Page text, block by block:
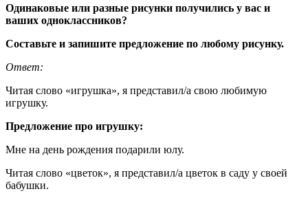
Одинаковые или разные рисунки получились у вас и
ваших одноклассников?
Составьте и запишите предложение по любому рисунку.
Ответ:
Читая слово «игрушка», я представил/а свою любимую
игрушку.
Предложение про игрушку:
Мне на день рождения подарили юлу.
Читая слово «цветок», я представил/а цветок в саду у своей
бабушки.